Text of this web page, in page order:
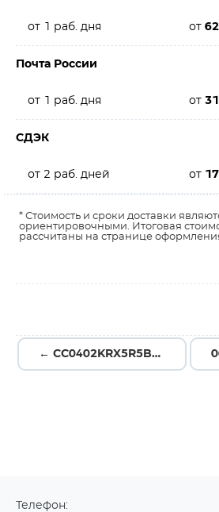
от 1 раб. дня от
Почта России
от 1 раб. дня от
СДЭК
от 2 раб. дней от
* Стоимость и сроки доставки
ориентировочными. Итоговая
рассчитаны на странице
← CC0402KRX5R5BB475
Телефон: